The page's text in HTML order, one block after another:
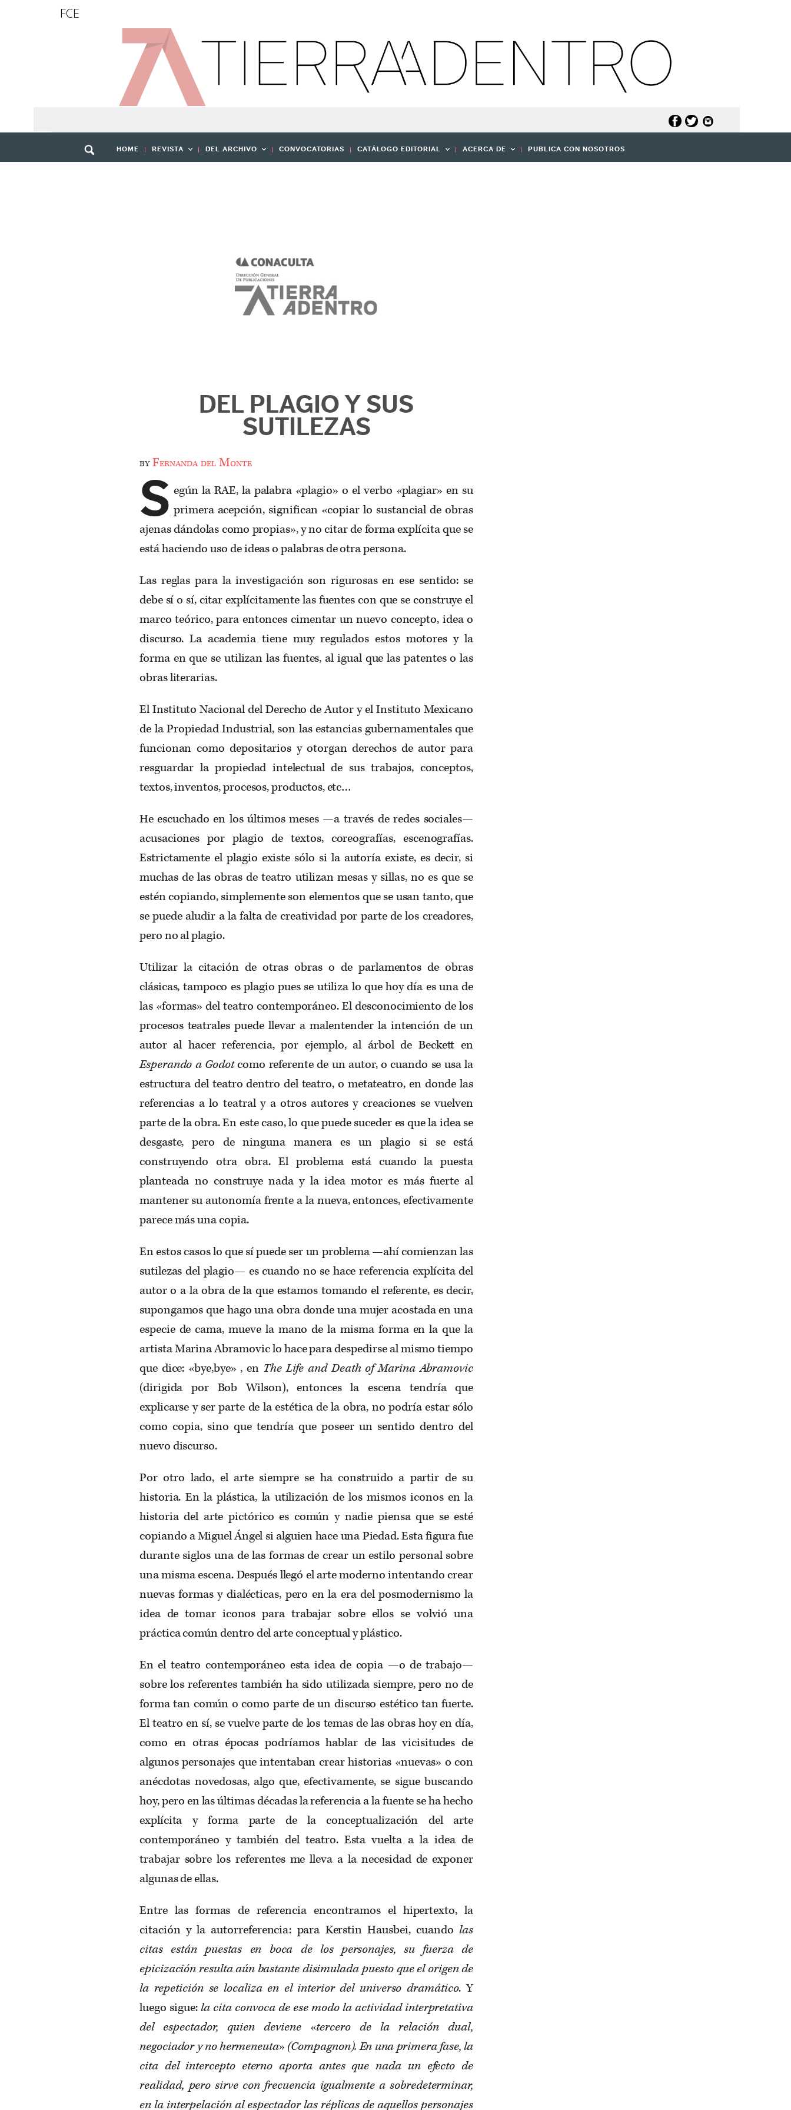
FCE
HOME REVISTA DEL ARCHIVO CONVOCATORIAS CATÁLOGO EDITORIAL ACERCA DE PUBLICA CON NOSOTROS
DEL PLAGIO Y SUS
SUTILEZAS
byFernanda del Monte
S egún la RAE, la palabra «plagio» o el verbo «plagiar» en su
primera acepción, significan «copiar lo sustancial de obras
ajenas dándolas como propias», y no citar de forma explícita que se
está haciendo uso de ideas o palabras de otra persona.
Las reglas para la investigación son rigurosas en ese sentido: se
debe sí o sí, citar explícitamente las fuentes con que se construye el
marco teórico, para entonces cimentar un nuevo concepto, idea o
discurso. La academia tiene muy regulados estos motores y la
forma en que se utilizan las fuentes, al igual que las patentes o las
obras literarias.
El Instituto Nacional del Derecho de Autor y el Instituto Mexicano
de la Propiedad Industrial, son las estancias gubernamentales que
funcionan como depositarios y otorgan derechos de autor para
resguardar la propiedad intelectual de sus trabajos, conceptos,
textos, inventos, procesos, productos, etc…
He escuchado en los últimos meses —a través de redes sociales—
acusaciones por plagio de textos, coreografías, escenografías.
Estrictamente el plagio existe sólo si la autoría existe, es decir, si
muchas de las obras de teatro utilizan mesas y sillas, no es que se
estén copiando, simplemente son elementos que se usan tanto, que
se puede aludir a la falta de creatividad por parte de los creadores,
pero no al plagio.
Utilizar la citación de otras obras o de parlamentos de obras
clásicas, tampoco es plagio pues se utiliza lo que hoy día es una de
las «formas» del teatro contemporáneo. El desconocimiento de los
procesos teatrales puede llevar a malentender la intención de un
autor al hacer referencia, por ejemplo, al árbol de Beckett en
Esperando a Godotcomo referente de un autor, o cuando se usa la
estructura del teatro dentro del teatro, o metateatro, en donde las
referencias a lo teatral y a otros autores y creaciones se vuelven
parte de la obra. En este caso, lo que puede suceder es que la idea se
desgaste, pero de ninguna manera es un plagio si se está
construyendo otra obra. El problema está cuando la puesta
planteada no construye nada y la idea motor es más fuerte al
mantener su autonomía frente a la nueva, entonces, efectivamente
parece más una copia.
En estos casos lo que sí puede ser un problema —ahí comienzan las
sutilezas del plagio— es cuando no se hace referencia explícita del
autor o a la obra de la que estamos tomando el referente, es decir,
supongamos que hago una obra donde una mujer acostada en una
especie de cama, mueve la mano de la misma forma en la que la
artista Marina Abramovic lo hace para despedirse al mismo tiempo
que dice: «bye,bye» , en The Life and Death of Marina Abramovic
(dirigida por Bob Wilson), entonces la escena tendría que
explicarse y ser parte de la estética de la obra, no podría estar sólo
como copia, sino que tendría que poseer un sentido dentro del
nuevo discurso.
Por otro lado, el arte siempre se ha construido a partir de su
historia. En la plástica, la utilización de los mismos iconos en la
historia del arte pictórico es común y nadie piensa que se esté
copiando a Miguel Ángel si alguien hace una Piedad. Esta figura fue
durante siglos una de las formas de crear un estilo personal sobre
una misma escena. Después llegó el arte moderno intentando crear
nuevas formas y dialécticas, pero en la era del posmodernismo la
idea de tomar iconos para trabajar sobre ellos se volvió una
práctica común dentro del arte conceptual y plástico.
En el teatro contemporáneo esta idea de copia —o de trabajo—
sobre los referentes también ha sido utilizada siempre, pero no de
forma tan común o como parte de un discurso estético tan fuerte.
El teatro en sí, se vuelve parte de los temas de las obras hoy en día,
como en otras épocas podríamos hablar de las vicisitudes de
algunos personajes que intentaban crear historias «nuevas» o con
anécdotas novedosas, algo que, efectivamente, se sigue buscando
hoy, pero en las últimas décadas la referencia a la fuente se ha hecho
explícita y forma parte de la conceptualización del arte
contemporáneo y también del teatro. Esta vuelta a la idea de
trabajar sobre los referentes me lleva a la necesidad de exponer
algunas de ellas.
Entre las formas de referencia encontramos el hipertexto, la
citación y la autorreferencia: para Kerstin Hausbei, cuandolas
citas están puestas en boca de los personajes, su fuerza de
epicización resulta aún bastante disimulada puesto que el origen de
la repetición se localiza en el interior del universo dramático. Y
luego sigue:la cita convoca de ese modo la actividad interpretativa
del espectador, quien deviene «tercero de la relación dual,
negociador y no hermeneuta»(Compagnon). En una primera fase, la
cita del intercepto eterno aporta antes que nada un efecto de
realidad, pero sirve con frecuencia igualmente a sobredeterminar,
en la interpelación al espectador las réplicas de aquellos personajes